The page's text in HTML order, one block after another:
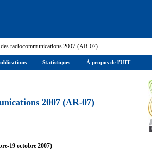
radiocommunications 2007 (AR-07)
2007 (AR-07)
19 octobre 2007)
Statistiques À propos de l'UIT